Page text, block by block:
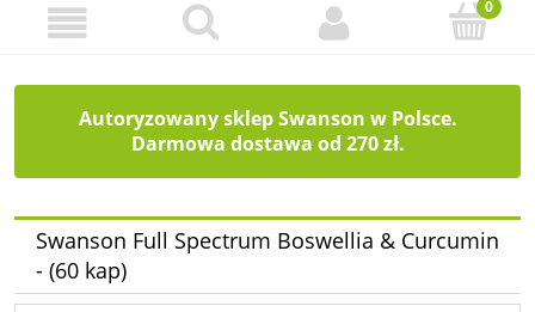
Autoryzowany sklep Swanson w Polsce.
Darmowa dostawa od 270 zł.
Swanson Full Spectrum Boswellia & Curcumin
- (60 kap)